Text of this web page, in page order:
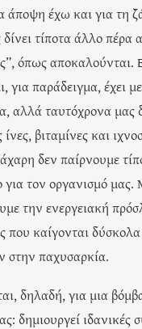
άποψη έχω και για τη
τίποτα άλλο πέρα
όπως αποκαλούνται.
για παράδειγμα, έχει
αλλά ταυτόχρονα μας
βιταμίνες και
δεν παίρνουμε
για τον οργανισμό
την ενεργειακή
που καίγονται
στην παχυσαρκία.
δηλαδή, για μια
δημιουργεί ιδανικές